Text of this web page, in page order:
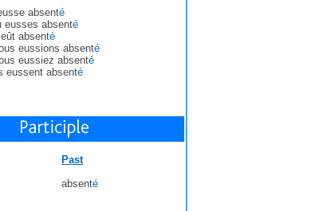
absenté
eusses absenté
absenté
eussions absenté
eussiez absenté
eussent absenté
Past
absenté